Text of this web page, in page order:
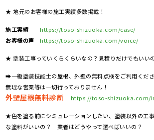
★ 地元のお客様の施工実績多数掲載！
施工実績
https://toso-shizuoka.com/case/
お客様の声
https://toso-shizuoka.com/voice/
★ 塗装工事っていくらくらいなの？見積りだけでもいい
➡一級塗装技能士の屋根、外壁の無料点検をご利用くださ
無理な営業等は一切行っておりません！
外壁屋根無料診断 https://toso-shizuoka.com/
★色を塗る前にシミュレーションしたい、塗装以外の
な塗料がいいの？ 業者はどうやって選べばいいの？